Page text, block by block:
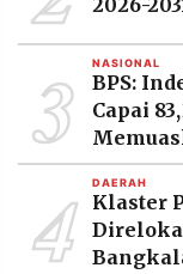
2026
RESOLUSI
MEDIA
PRAMUDITA
2026-
3 NASIONAL
BPS:
Capai
4 DAERAH
Klaster